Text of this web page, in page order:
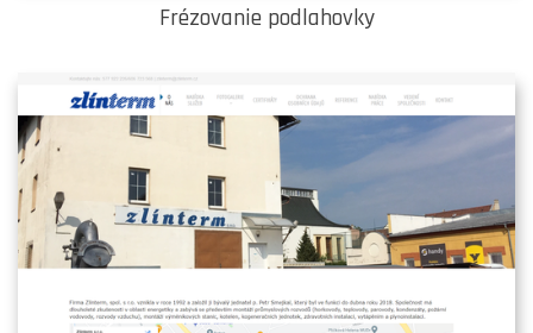
Frézovanie podlahovky